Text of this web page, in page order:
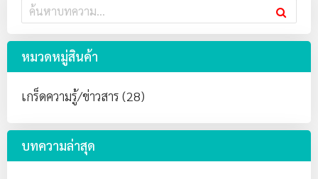
หมวดหมู่สินค้า
เกร็ดความรู้/ข่าวสาร (28)
บทความล่าสุด